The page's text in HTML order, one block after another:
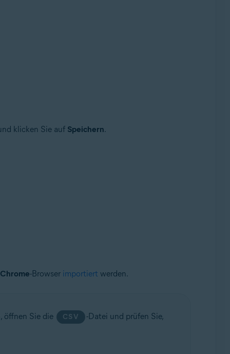
klicken Sie auf Speichern.
-Browser importiert werden.
öffnen Sie die CSV
-Datei und prüfen Sie,